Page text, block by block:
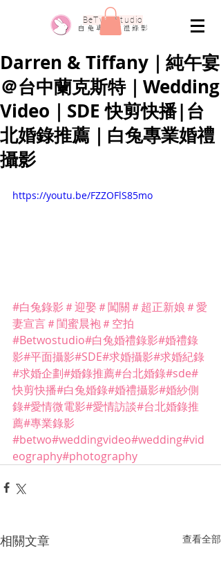
​BeTwo Studio
​白 兔 專 業 婚 禮 錄 影
Darren & Tiffany｜純午宴
＠台中蘭克斯特｜Wedding
Video｜SDE 快剪快播|台
北婚錄推薦｜白兔專業婚禮
攝影
https://youtu.be/FZZOFlS85mo
#白兔錄影 ＃迎娶＃闖關 ＃超正新娘 ＃愛
妻宣言＃閨蜜晨袍＃空拍
#Betwostudio#白兔婚禮錄影#婚禮錄
影#平面攝影#SDE#求婚攝影#求婚紀錄
#求婚企劃#婚錄推薦#台北婚錄#sde#
快剪快播#白兔婚錄#婚禮攝影#婚紗側
錄#愛情微電影#愛情訪談#台北婚錄推
薦#專業錄影
#betwo#weddingvideo#wedding#vid
eography#photography
相關文章 查看全部